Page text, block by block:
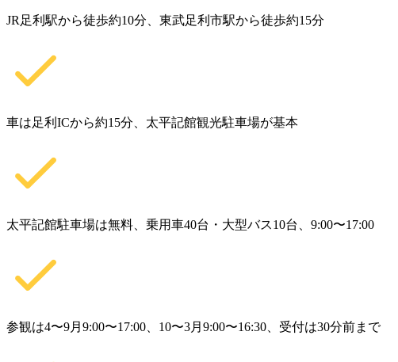
JR足利駅から徒歩約10分、東武足利市駅から徒歩約15分
車は足利ICから約15分、太平記館観光駐車場が基本
太平記館駐車場は無料、乗用車40台・大型バス10台、9:00〜17:00
参観は4〜9月9:00〜17:00、10〜3月9:00〜16:30、受付は30分前まで